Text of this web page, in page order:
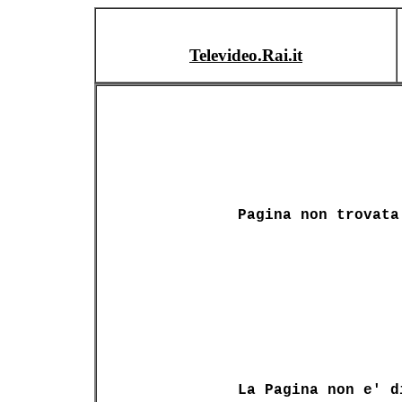
Televideo.Rai.it
Pagina non trovata
La Pagina non e'